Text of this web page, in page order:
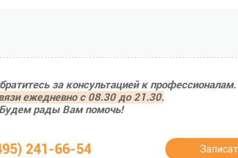
за консультацией к профессионалам.
ежедневно с 08.30 до 21.30.
Будем рады Вам помочь!
241-66-54